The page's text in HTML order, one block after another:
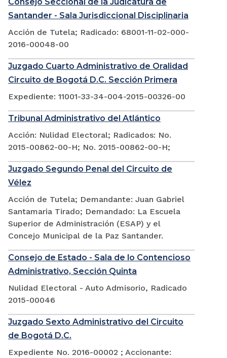
Santander - Sala Jurisdiccional Disciplinaria
Acción de Tutela; Radicado: 68001-11-02-000-
2016-00048-00
Juzgado Cuarto Administrativo de Oralidad
Circuito de Bogotá D.C. Sección Primera
Expediente: 11001-33-34-004-2015-00326-00
Tribunal Administrativo del Atlántico
Acción: Nulidad Electoral; Radicados: No.
2015-00862-00-H; No. 2015-00862-00-H;
Juzgado Segundo Penal del Circuito de
Vélez
Acción de Tutela; Demandante: Juan Gabriel
Santamaria Tirado; Demandado: La Escuela
Superior de Administración (ESAP) y el
Concejo Municipal de la Paz Santander.
Consejo de Estado - Sala de lo Contencioso
Administrativo, Sección Quinta
Nulidad Electoral - Auto Admisorio, Radicado
2015-00046
Juzgado Sexto Administrativo del Circuito
de Bogotá D.C.
Expediente No. 2016-00002 ; Accionante: